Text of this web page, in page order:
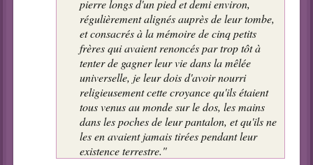
pierre longs d'un pied et demi environ,
régulièrement alignés auprès de leur tombe,
et consacrés à la mémoire de cinq petits
frères qui avaient renoncés par trop tôt à
tenter de gagner leur vie dans la mêlée
universelle, je leur dois d'avoir nourri
religieusement cette croyance qu'ils étaient
tous venus au monde sur le dos, les mains
dans les poches de leur pantalon, et qu'ils ne
les en avaient jamais tirées pendant leur
existence terrestre."